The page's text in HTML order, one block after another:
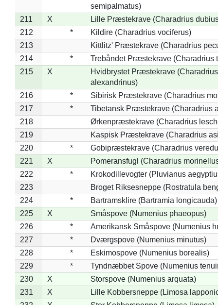
semipalmatus)
211
X
Lille Præstekrave (Charadrius
212
*
Kildire (Charadrius vociferus)
213
Kittlitz' Præstekrave (Charadrius
214
*
Trebåndet Præstekrave (Charadrius
215
X
Hvidbrystet Præstekrave (Charadrius
alexandrinus)
216
*
Sibirisk Præstekrave (Charadrius
217
*
Tibetansk Præstekrave (Charadrius
218
Ørkenpræstekrave (Charadrius
219
Kaspisk Præstekrave (Charadrius
220
*
Gobipræstekrave (Charadrius
221
X
Pomeransfugl (Charadrius
222
*
Krokodillevogter (Pluvianus
223
Broget Riksesneppe (Rostratula
224
*
Bartramsklire (Bartramia longicauda)
225
X
Småspove (Numenius phaeopus)
226
*
Amerikansk Småspove (Numenius
227
*
Dværgspove (Numenius minutus)
228
*
Eskimospove (Numenius borealis)
229
*
Tyndnæbbet Spove (Numenius
230
X
Storspove (Numenius arquata)
231
X
Lille Kobbersneppe (Limosa